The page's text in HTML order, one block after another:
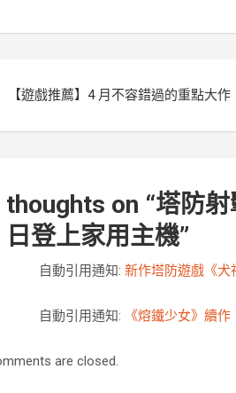
【遊戲推薦】4 月不容錯過的重點大作
thoughts on “塔防
日登上家用主機”
自動引用通知:新作塔防遊戲《犬
自動引用通知: 《熔鐵少女》續
are closed.